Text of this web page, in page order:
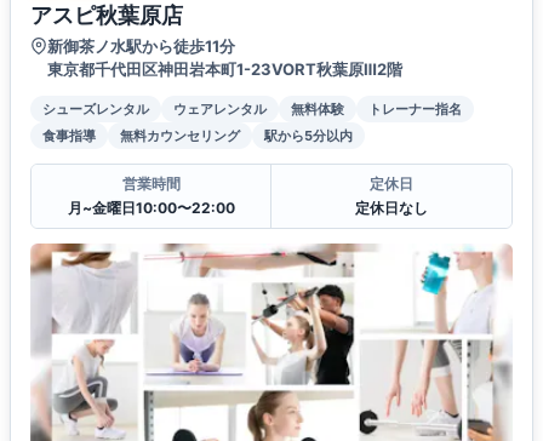
アスピ秋葉原店
新御茶ノ水駅から徒歩11分
東京都千代田区神田岩本町1-23VORT秋葉原Ⅲ2階
シューズレンタル ウェアレンタル 無料体験
トレーナー指名
食事指導
無料カウンセリング 駅から5分以内
営業時間
月~金曜日10:00〜22:00
定休日
定休日なし